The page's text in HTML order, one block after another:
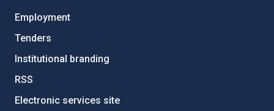
Employment
Tenders
Institutional branding
RSS
Electronic services site